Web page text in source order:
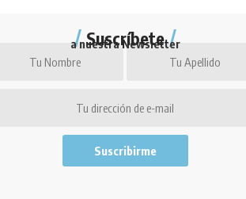
Suscríbete
a nuestra Newsletter